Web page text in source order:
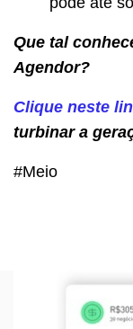
Que tal
Agendor?
Clique neste
turbinar a
#Meio